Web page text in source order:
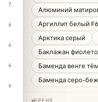
7
6
6
6
6
Алюминий
Аргиллит белый
Арктика серый
Баклажан
Баменда венге
Баменда серо-
БРЕНД